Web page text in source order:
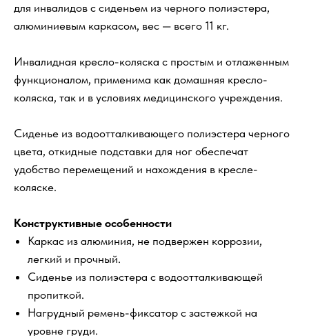
для инвалидов с сиденьем из черного полиэстера,
алюминиевым каркасом, вес — всего 11 кг.
Инвалидная кресло-коляска с простым и отлаженным
функционалом, применима как домашняя кресло-
коляска, так и в условиях медицинского учреждения.
Сиденье из водоотталкивающего полиэстера черного
цвета, откидные подставки для ног обеспечат
удобство перемещений и нахождения в кресле-
коляске.
Конструктивные особенности
Каркас из алюминия, не подвержен коррозии,
легкий и прочный.
Сиденье из полиэстера с водоотталкивающей
пропиткой.
Нагрудный ремень-фиксатор с застежкой на
уровне груди.